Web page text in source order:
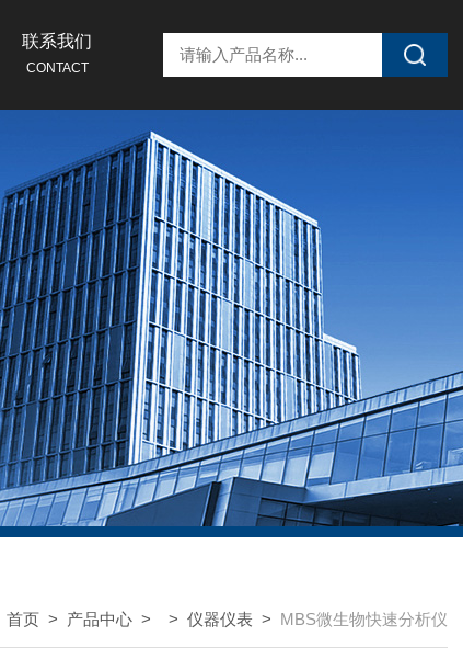
联系我们
CONTACT
首页 > 产品中心 > > 仪器仪表 > MBS微生物快速分析仪